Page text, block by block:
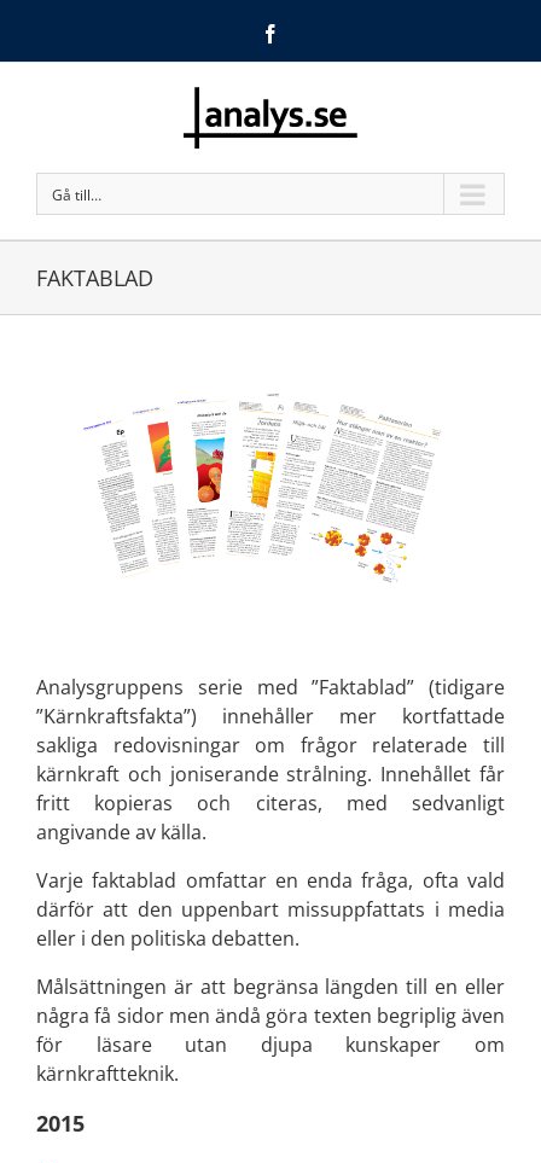
Gå till…
FAKTABLAD
Analysgruppens serie med ”Faktablad” (tidigare
”Kärnkraftsfakta”) innehåller mer kortfattade
sakliga redovisningar om frågor relaterade till
kärnkraft och joniserande strålning. Innehållet får
fritt kopieras och citeras, med sedvanligt
angivande av källa.
Varje faktablad omfattar en enda fråga, ofta vald
därför att den uppenbart missuppfattats i media
eller i den politiska debatten.
Målsättningen är att begränsa längden till en eller
några få sidor men ändå göra texten begriplig även
för läsare utan djupa kunskaper om
kärnkraftteknik.
2015